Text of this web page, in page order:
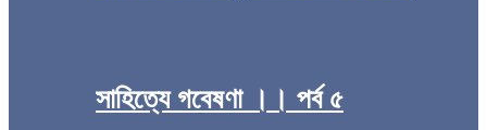
সাহিত্যে গবেষণা ।। পর্ব ৫